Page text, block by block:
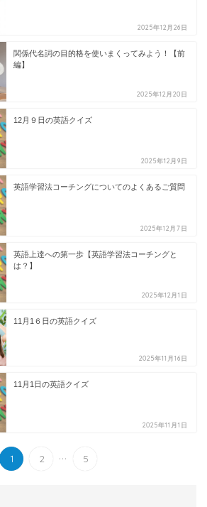
2025年12月26日
関係代名詞の目的格を使いまくってみよう！【前
編】
2025年12月20日
12月９日の英語クイズ
2025年12月9日
英語学習法コーチングについてのよくあるご質問
2025年12月7日
英語上達への第一歩【英語学習法コーチングと
は？】
2025年12月1日
11月1６日の英語クイズ
2025年11月16日
11月1日の英語クイズ
2025年11月1日
1 2 ... 5